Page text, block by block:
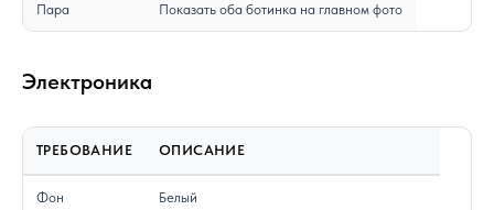
Пара Показать оба ботинка на главном фото
Электроника
ТРЕБОВАНИЕ ОПИСАНИЕ
Фон Белый